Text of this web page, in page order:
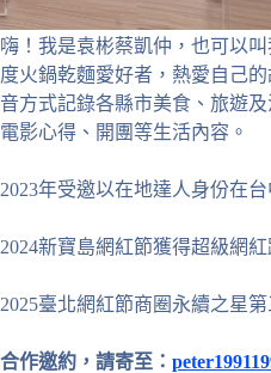
嗨！我是袁彬蔡凱仲，也可以
度火鍋乾麵愛好者，熱愛自己
音方式記錄各縣市美食、旅遊
電影心得、開團等生活內容。
2023年受邀以在地達人身份在
2024新寶島網紅節獲得超級網
2025臺北網紅節商圈永續之星第
合作邀約，請寄至：